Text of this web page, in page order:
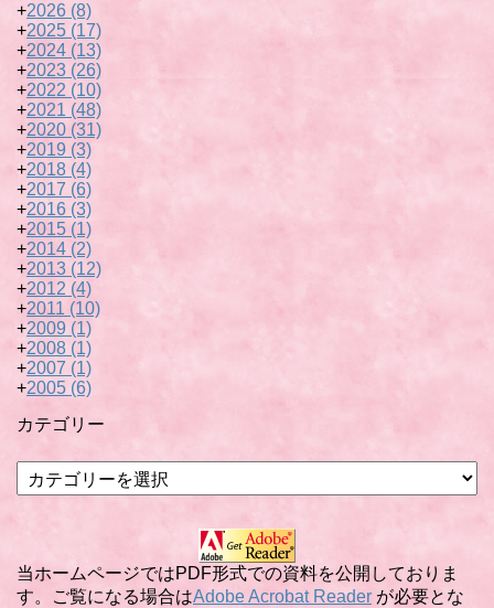
+2026 (8)
+2025 (17)
+2024 (13)
+2023 (26)
+2022 (10)
+2021 (48)
+2020 (31)
+2019 (3)
+2018 (4)
+2017 (6)
+2016 (3)
+2015 (1)
+2014 (2)
+2013 (12)
+2012 (4)
+2011 (10)
+2009 (1)
+2008 (1)
+2007 (1)
+2005 (6)
カテゴリー
テ
ー
当ホームページではPDF形式での資料を公開しておりま
す。ご覧になる場合はAdobe Acrobat Reader が必要とな